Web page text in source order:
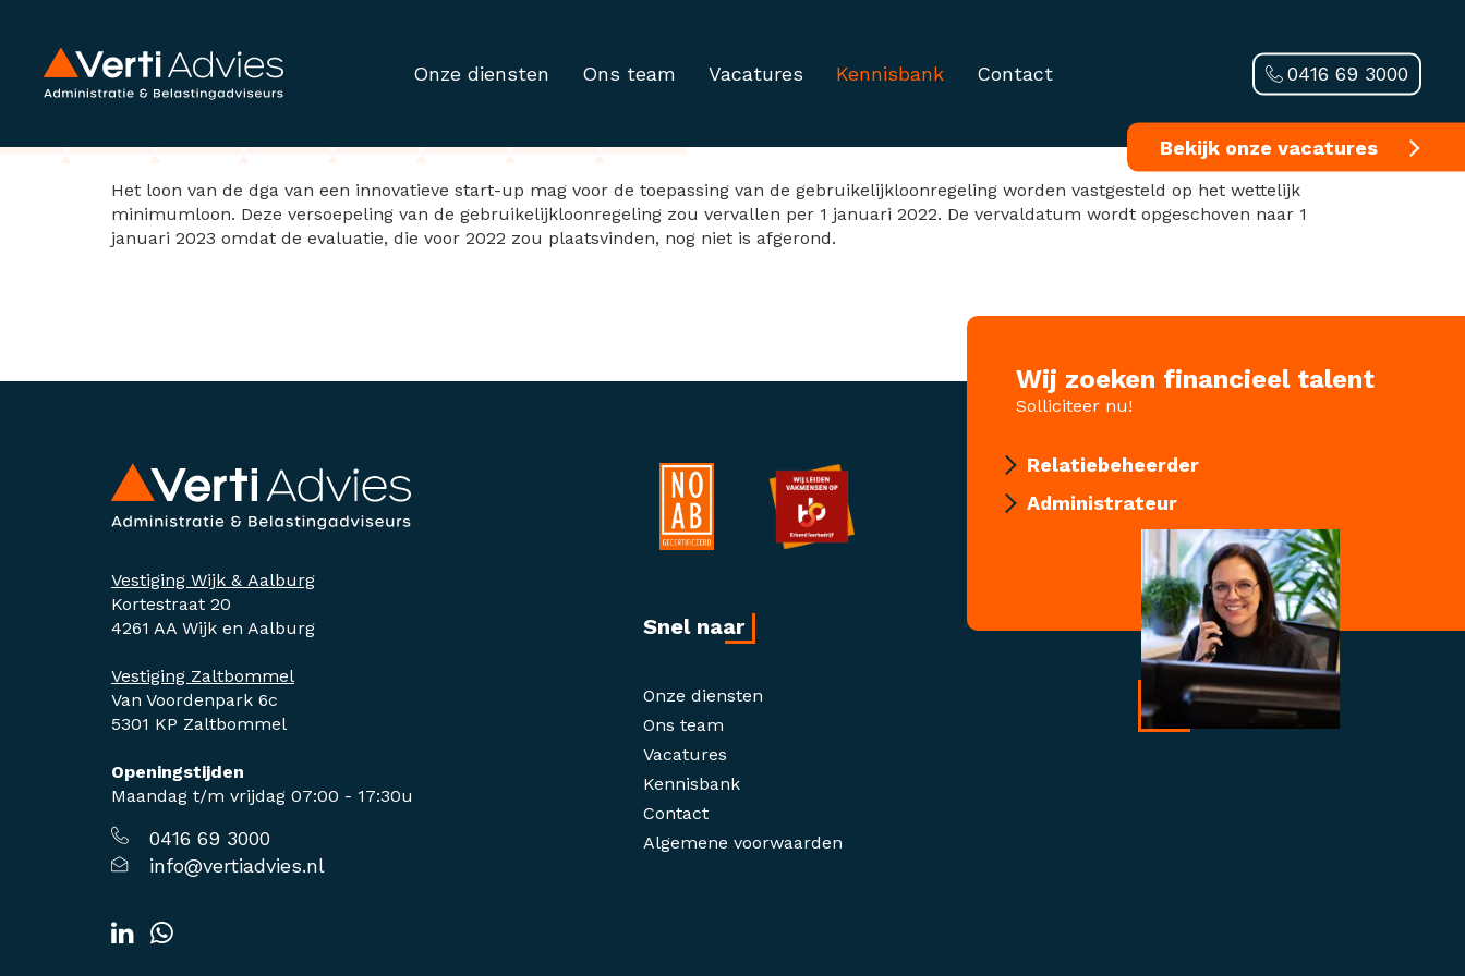
Onze diensten Ons team Vacatures Kennisbank Contact
Bekijk onze vacatures
0416 69 3000
Verlengen gebruikelijkloonregeling innovatieve start-ups
Het loon van de dga van een innovatieve start-up mag voor de toepassing van de gebruikelijkloonregeling worden vastgesteld op het wettelijk
minimumloon. Deze versoepeling van de gebruikelijkloonregeling zou vervallen per 1 januari 2022. De vervaldatum wordt opgeschoven naar 1
januari 2023 omdat de evaluatie, die voor 2022 zou plaatsvinden, nog niet is afgerond.
Wij zoeken financieel talent
Solliciteer nu!
Relatiebeheerder
Administrateur
Vestiging Wijk & Aalburg
Kortestraat 20
4261 AA Wijk en Aalburg
Vestiging Zaltbommel
Van Voordenpark 6c
5301 KP Zaltbommel
Openingstijden
Maandag t/m vrijdag 07:00 - 17:30u
0416 69 3000
info@vertiadvies.nl
Snel naar
Onze diensten
Ons team
Vacatures
Kennisbank
Contact
Algemene voorwaarden